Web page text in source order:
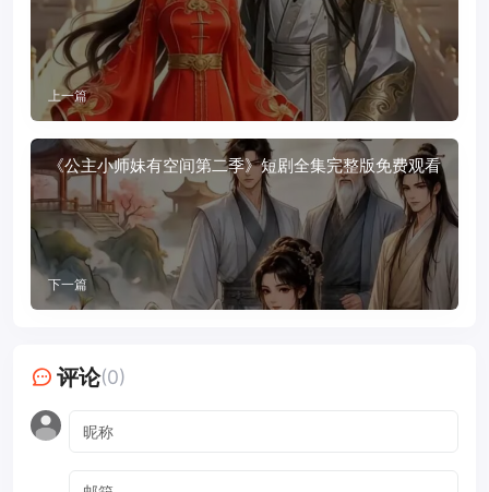
上一篇
《公主小师妹有空间第二季》短剧全集完整版免费观看
下一篇
评论(0)